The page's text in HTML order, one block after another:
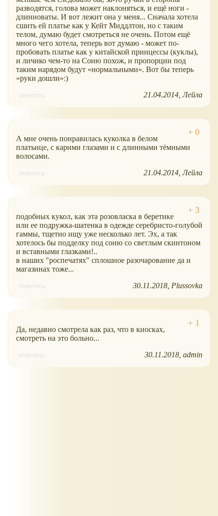
разводятся, голова может наклоняться, и ещё ноги -
длинноваты. И вот лежит она у меня... Сначала хотела
сшить ей платье как у Кейт Миддлтон, но с таким
телом, думаю будет смотреться не очень. Потом ещё
много чего хотела, теперь вот думаю - может по-
пробовать платье как у китайской принцессы (куклы),
и личико чем-то на Соню похож, и пропорции под
таким нарядом будут
нормальными . Вот бы теперь
руки дошли :)
ответить 21.04.2014 Лейла
А мне очень понравилась куколка в белом
платьице, с карими глазами и с длинными тёмными
волосами.
ответить 21.04.2014 Лейла
подобных кукол, как эта розовласка в беретике
или ее подружка-шатенка в одежде серебристо-голубой
гаммы, тщетно ищу уже несколько лет. Эх, а так
хотелось бы подделку под соню со светлым скинтоном
и вставными глазками!..
в наших "роспечатях" сплошное разочарование да и
магазинах тоже...
ответить 30.11.2018 Plussovka
Да, недавно смотрела как раз, что в киосках,
смотреть на это больно...
ответить 30.11.2018 admin